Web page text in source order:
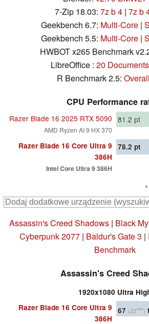
7-Zip 18.03: 7z b 4| 7z b
Geekbench 6.7: Multi-Core |
Geekbench 5.5: Multi-Core |
HWBOT x265 Benchmark
LibreOffice : 20
R Benchmark 2.5:
CPU Performance
Razer Blade 16 2025 RTX 5090
AMD Ryzen AI 9 HX 370
81.2 pt
Razer Blade 16 Core Ultra 9
386H
Intel Core Ultra 9 386H
78.2 pt
Assassin's Creed Shadows| Black
Cyberpunk 2077| Baldur's Gate 3 |
Benchmark
Assassin's Creed
1920x1080 Ultra
Razer Blade 16 Core Ultra 9
386H
67 (22min)